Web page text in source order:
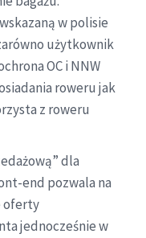
w polisie
użytkownik
OC i NNW
roweru jak
z roweru
dla
end pozwala na
oferty
jednocześnie w